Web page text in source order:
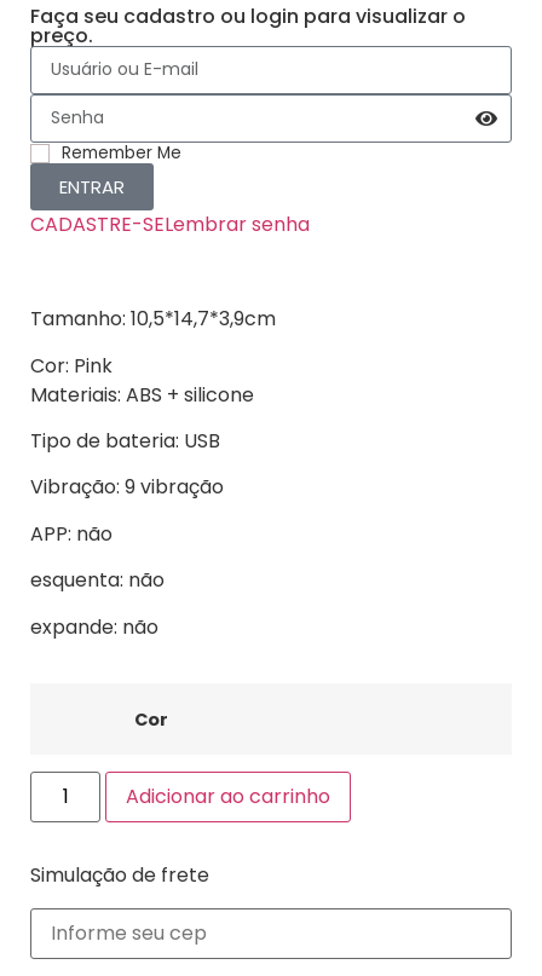
Faça seu cadastro ou login para visualizar o
preço.
Remember Me
ENTRAR
CADASTRE-SELembrar senha
Tamanho: 10,5*14,7*3,9cm
Cor: Pink
Materiais: ABS + silicone
Tipo de bateria: USB
Vibração: 9 ‎vibração‎
APP: não
esquenta: não
expande: não
Cor
Adicionar ao carrinho
Simulação de frete